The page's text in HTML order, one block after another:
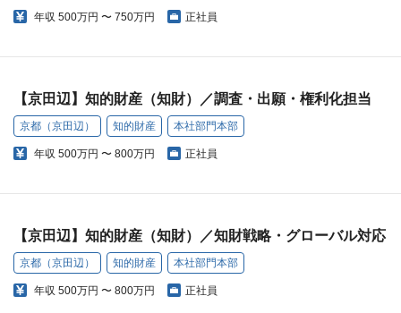
年収 500万円 〜 750万円 正社員
【京田辺】知的財産（知財）／調査・出願・権利化担当
京都（京田辺） 知的財産 本社部門本部
年収 500万円 〜 800万円 正社員
【京田辺】知的財産（知財）／知財戦略・グローバル対応
京都（京田辺） 知的財産 本社部門本部
年収 500万円 〜 800万円 正社員